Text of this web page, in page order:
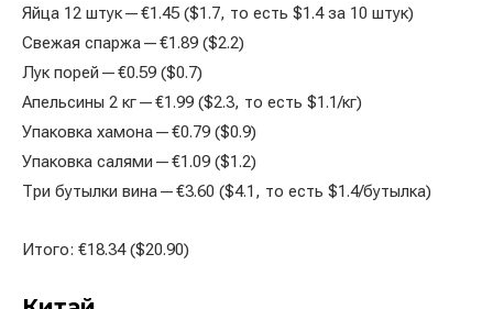
Яйца 12 штук — €1.45 ($1.7, то есть $1.4 за 10 штук)
Свежая спаржа — €1.89 ($2.2)
Лук порей — €0.59 ($0.7)
Апельсины 2 кг — €1.99 ($2.3, то есть $1.1/кг)
Упаковка хамона — €0.79 ($0.9)
Упаковка салями — €1.09 ($1.2)
Три бутылки вина — €3.60 ($4.1, то есть $1.4/бутылка)
Итого: €18.34 ($20.90)